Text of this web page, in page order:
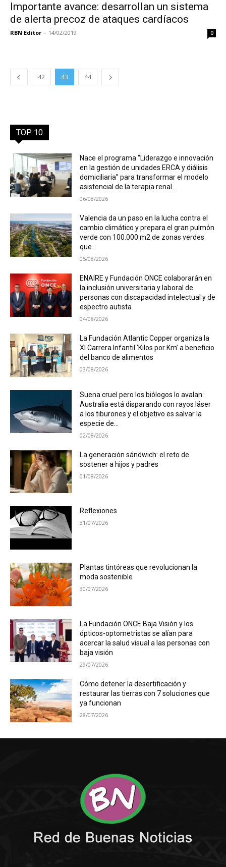
Importante avance: desarrollan un sistema
de alerta precoz de ataques cardíacos
RBN Editor - 14/02/2019 0
42 43 44
TOP 10
Nace el programa “Liderazgo e innovación
en la gestión de unidades ERCA y diálisis
domiciliaria” para transformar el modelo
asistencial de la terapia renal...
06/08/2026
Valencia da un paso en la lucha contra el
cambio climático y prepara el gran pulmón
verde con 100.000 m2 de zonas verdes
que...
05/08/2026
ENAIRE y Fundación ONCE colaborarán en
la inclusión universitaria y laboral de
personas con discapacidad intelectual y de
espectro autista
04/08/2026
La Fundación Atlantic Copper organiza la
XI Carrera Infantil ‘Kilos por Km’ a beneficio
del banco de alimentos
03/08/2026
Suena cruel pero los biólogos lo avalan:
Australia está disparando con rayos láser
a los tiburones y el objetivo es salvar la
especie de...
02/08/2026
La generación sándwich: el reto de
sostener a hijos y padres
01/08/2026
Reflexiones
31/07/2026
Plantas tintóreas que revolucionan la
moda sostenible
30/07/2026
La Fundación ONCE Baja Visión y los
ópticos-optometristas se alían para
acercar la salud visual a las personas con
baja visión
29/07/2026
Cómo detener la desertificación y
restaurar las tierras con 7 soluciones que
ya funcionan
28/07/2026